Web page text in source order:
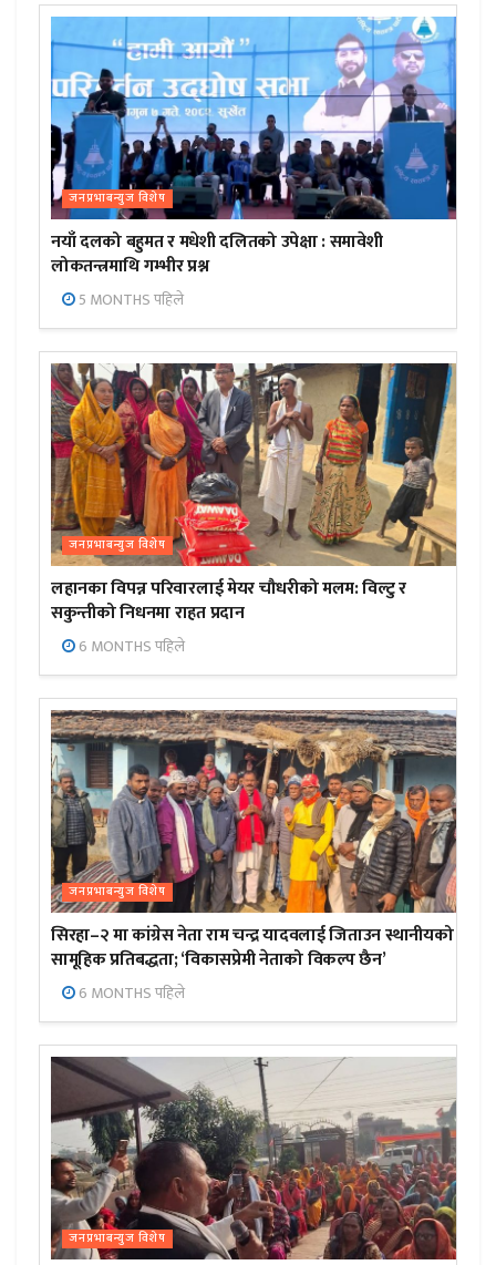
जनप्रभाबन्युज विशेष
नयाँ दलको बहुमत र मधेशी दलितको उपेक्षा : समावेशी
लोकतन्त्रमाथि गम्भीर प्रश्न
5 MONTHS पहिले
जनप्रभाबन्युज विशेष
लहानका विपन्न परिवारलाई मेयर चौधरीको मलम: विल्टु र
सकुन्तीको निधनमा राहत प्रदान
6 MONTHS पहिले
जनप्रभाबन्युज विशेष
सिरहा–२ मा कांग्रेस नेता राम चन्द्र यादवलाई जिताउन स्थानीयको
सामूहिक प्रतिबद्धता; ‘विकासप्रेमी नेताको विकल्प छैन’
6 MONTHS पहिले
जनप्रभाबन्युज विशेष